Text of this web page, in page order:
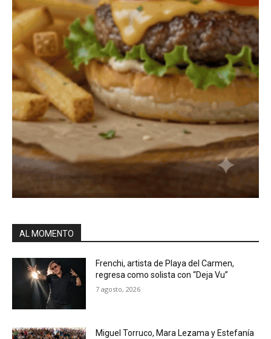
AL MOMENTO
Frenchi, artista de Playa del Carmen,
regresa como solista con “Deja Vu”
7 agosto, 2026
Miguel Torruco, Mara Lezama y Estefanía